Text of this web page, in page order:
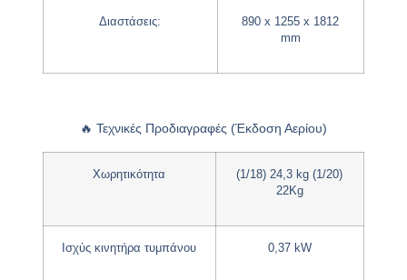
Διαστάσεις:
890 x 1255 x 1812
mm
🔥 Τεχνικές Προδιαγραφές (Έκδοση Αερίου)
Χωρητικότητα
(1/18) 24,3 kg (1/20)
22Kg
Ισχύς κινητήρα τυμπάνου 0,37 kW